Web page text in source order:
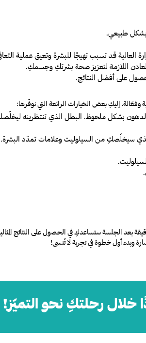
بشكل طبيعي.
العالية قد تسبب تهيجًا للبشرة وتعيق عملية
اللازمة لتعزيز صحة بشرتكِ وجسمكِ.
على أفضل النتائج.
إليكِ بعض الخيارات الرائعة التي نوفّرها:
الدهون بشكل ملحوظ. البطل الذي تنتظرينه
والذي سيخلّصكِ من السيلوليت وعلامات تمدّد البشرة
.
بعد الجلسة ستساعدكِ في الحصول على النتائج
وبدء أول خطوة في تجربة لا تُنسى!
خلال رحلتكِ نحو التميّز!